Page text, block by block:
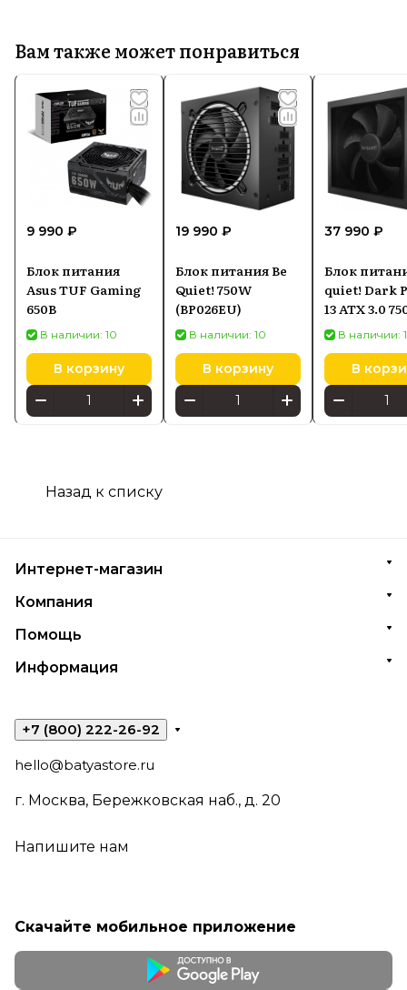
Вам также может понравиться
9 990 ₽
Блок питания
Asus TUF Gaming
650B
В наличии: 10
В корзину
19 990 ₽
Блок питания Be
Quiet! 750W
(BP026EU)
В наличии: 10
В корзину
37 990 ₽
Блок
quiet! Dark
13 ATX 3.0
(BN333)
В наличии:
В
Назад к списку
Интернет-магазин
Компания
Помощь
Информация
+7 (800) 222-26-92
hello@batyastore.ru
г. Москва, Бережковская наб., д. 20
Напишите нам
Скачайте мобильное приложение